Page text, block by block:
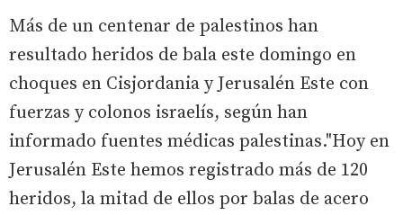
Más de un centenar de palestinos han
resultado heridos de bala este domingo en
choques en Cisjordania y Jerusalén Este con
fuerzas y colonos israelís, según han
informado fuentes médicas palestinas."Hoy en
Jerusalén Este hemos registrado más de 120
heridos, la mitad de ellos por balas de acero